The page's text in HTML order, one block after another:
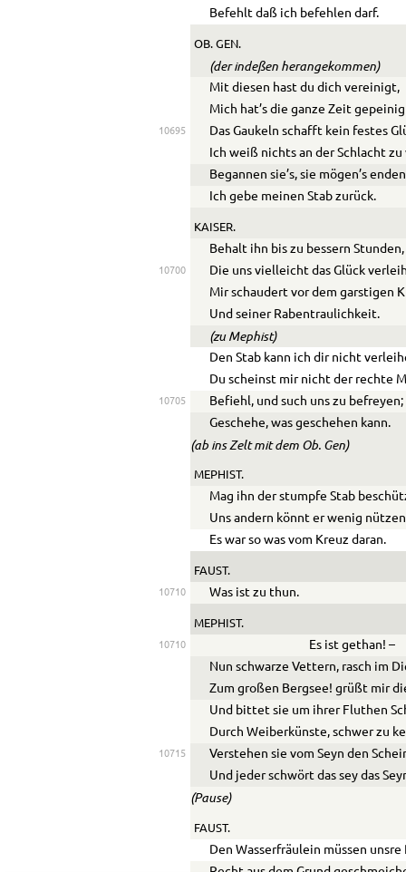
Befehlt daß ich befehlen darf.
OB. GEN.
(der indeßen herangekommen)
Mit diesen hast du dich vereinigt,
Mich hat’s die ganze Zeit
10695
Das Gaukeln schafft kein festes
Ich weiß nichts an der Schlacht
Begannen sie’s, sie mögen’s
Ich gebe meinen Stab zurück.
KAISER.
Behalt ihn bis zu bessern Stunden,
10700
Die uns vielleicht das Glück
Mir schaudert vor dem garstigen
Und seiner Rabentraulichkeit.
(zuMephist)
Den Stab kann ich dir nicht
Du scheinst mir nicht der rechte
10705
Befiehl, und such uns zu befreyen;
Geschehe, was geschehen kann.
(ab ins Zelt mit dem Ob. Gen)
MEPHIST.
Mag ihn der stumpfe Stab
Uns andern könnt er wenig
Es war so was vom Kreuz daran.
FAUST.
10710 Was ist zu thun.
MEPHIST.
10710
Es ist gethan! –
Nun schwarze Vettern, rasch im
Zum großen Bergsee! grüßt mir
Und bittet sie um ihrer Fluthen
Durch Weiberkünste, schwer zu
10715
Verstehen sie vom Seyn den
Und jeder schwört das sey das
(Pause)
FAUST.
Den Wasserfräulein müssen unsre